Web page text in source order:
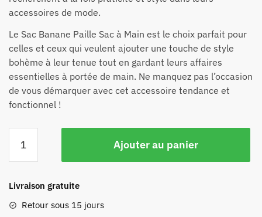
accessoires de mode.
Le Sac Banane Paille Sac à Main est le choix parfait pour
celles et ceux qui veulent ajouter une touche de style
bohème à leur tenue tout en gardant leurs affaires
essentielles à portée de main. Ne manquez pas l’occasion
de vous démarquer avec cet accessoire tendance et
fonctionnel !
Ajouter au panier
Livraison gratuite
Retour sous 15 jours